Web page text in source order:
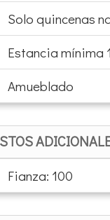
Solo quincenas
Estancia mínima
Amueblado
Fianza: 100